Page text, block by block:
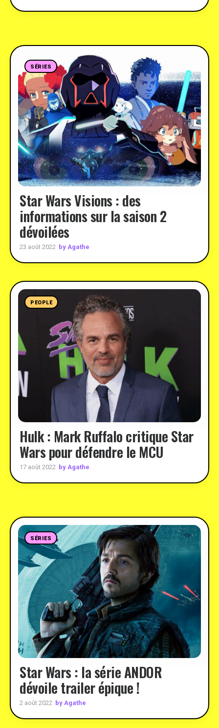
SÉRIES
Star Wars Visions : des
informations sur la saison 2
dévoilées
23 août 2022 by Agathe
PEOPLE
Hulk : Mark Ruffalo critique Star
Wars pour défendre le MCU
17 août 2022 by Agathe
SÉRIES
Star Wars : la série ANDOR
dévoile trailer épique !
2 août 2022 by Agathe